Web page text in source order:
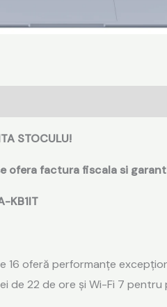
STOCULU!
ofera factura fiscala si
KB1IT
16 oferă performanțe
de 22 de ore și Wi-Fi 7